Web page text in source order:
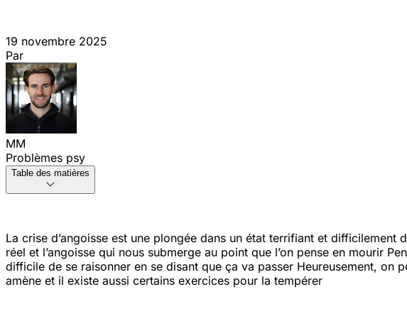
19 novembre 2025
Par
MM
Problèmes psy
Table des matières
La crise d’angoisse est une plongée dans un état terrifiant et difficilement
réel et l’angoisse qui nous submerge au point que l’on pense en mourir
difficile de se raisonner en se disant que ça va passer Heureusement, on
amène et il existe aussi certains exercices pour la tempérer